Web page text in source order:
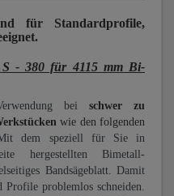
für Standardprofile,
- 380 für 4115 mm Bi-
beischwer zu
wie den folgenden
dem speziell für Sie in
hergestellten Bimetall-
Bandsägeblatt. Damit
Profile problemlos schneiden.